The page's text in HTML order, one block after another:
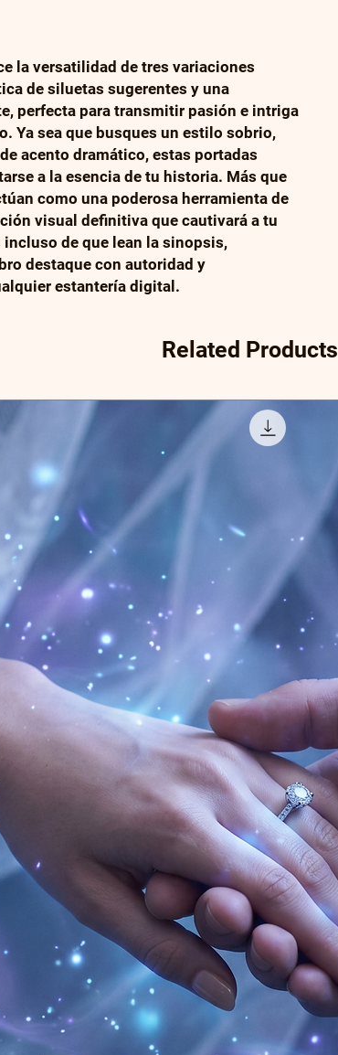
la versatilidad de tres variaciones
de siluetas sugerentes y una
perfecta para transmitir pasión e intriga
Ya sea que busques un estilo sobrio,
acento dramático, estas portadas
a la esencia de tu historia. Más que
como una poderosa herramienta de
visual definitiva que cautivará a tu
de que lean la sinopsis,
destaque con autoridad y
estantería digital.
Related Products